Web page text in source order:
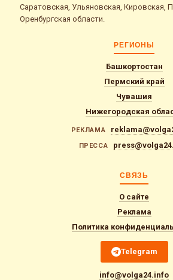
Саратовская, Ульяновская, Кировская,
Оренбургская области.
РЕГИОНЫ
Башкортостан
Пермский край
Чувашия
Нижегородская
РЕКЛАМА
ПРЕССА
СВЯЗЬ
О сайте
Реклама
Политика
Telegram
info@volga24.info